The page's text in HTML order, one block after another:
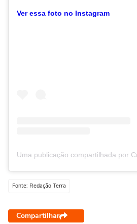
Ver essa foto no Instagram
Fonte: Redação Terra
Compartilhar